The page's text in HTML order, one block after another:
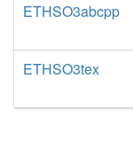
ETHSO3abcpp
ETHSO3tex